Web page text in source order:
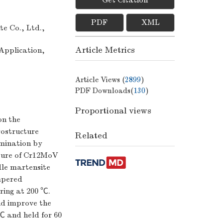
Co., Ltd.,
the
by
of Cr12MoV
martensite
at 200 ℃.
improve the
and held for 60
PDF XML
Article Metrics
Article Views (2899)
PDF Downloads(130)
Proportional views
Related